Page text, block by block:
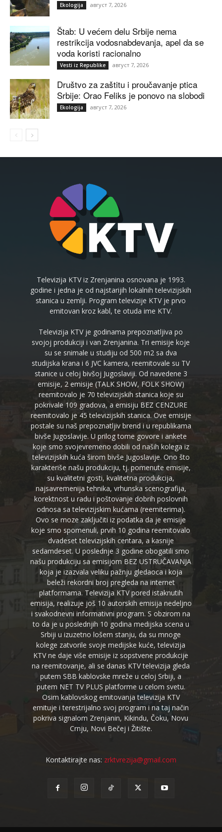
Ekologija август 7, 2026
Štab: U većem delu Srbije nema
restrikcija vodosnabdevanja, apel da se
voda koristi racionalno
Vesti iz Republike август 7, 2026
Društvo za zaštitu i proučavanje ptica
Srbije: Orao Feliks je ponovo na slobodi
Ekologija август 7, 2026
Televizija KTV iz Zrenjanina osnovana je 1993.
godine i jedna je od najstarijih lokalnih televizijskih
stanica u zemlji. Program televizije KTV je prvo
emitovan kroz kabl, te otuda ime KTV.
Televizija KTV je godinama prepoznatljiva po
svojoj produkciji i van Zrenjanina. Tri emisije koje
su se snimale u studiju od 500 m2 sa dva
studijska krana i 6 JVC kamera, reemitovale su TV
stanice u celoj bivšoj Jugoslaviji. Od navedene 3
emisije, 2 emisije (TALK SHOW, FOLK SHOW)
reemitovalo je 70 televizijskih stanica koje su
pokrivale 109 gradova, a emisiju BEZ CENZURE
reemitovalo je 45 televizijskih stanica. Ove emisije
postale su naš prepoznatljiv brend i u republikama
bivše Jugoslavije. U prilog tome govore i ankete
koje smo svojevremeno dobili od naših kolega iz
televizijskih kuća širom bivše Jugoslavije. Ono što
karakteriše našu produkciju, tj. pomenute emisije,
su kvalitetni gosti, kvalitetna produkcija,
najsavremenija tehnika, vrhunska scenografija,
korektnost u radu i poštovanje dobrih poslovnih
odnosa sa televizijskim kućama (reemiterima).
Ovo se moze zaključiti iz podatka da je emisije
koje smo spomenuli, prvih 10 godina reemitovalo
dvadeset televizijskih centara, a kasnije
sedamdeset. U poslednje 3 godine obogatili smo
našu produkciju sa emisijom BEZ USTRUČAVANJA
koja je izazvala veliku pažnju gledaoca i koja
beleži rekordni broj pregleda na internet
platformama. Televizija KTV pored istaknutih
emisija, realizuje još 10 autorskih emisija nedeljno
i svakodnevni informativni program. S obzirom na
to da je u poslednjih 10 godina medijska scena u
Srbiji u izuzetno lošem stanju, da su mnoge
kolege zatvorile svoje medijske kuće, televizija
KTV ne daje više emisije iz sopstvene produkcije
na reemitovanje, ali se danas KTV televizija gleda
putem SBB kablovske mreže u celoj Srbiji, a
putem NET TV PLUS platforme u celom svetu.
Osim kablovskog emitovanja televizija KTV
emituje i terestrijalno svoj program i na taj način
pokriva signalom Zrenjanin, Kikindu, Čoku, Novu
Crnju, Novi Bečej i Žitište.
Kontaktirajte nas: zrktvrezija@gmail.com